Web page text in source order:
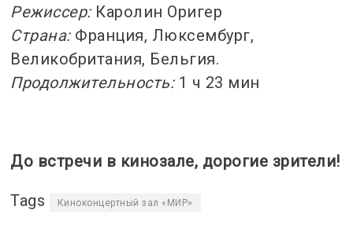
Режиссер:Каролин Оригер
Страна:Франция, Люксембург,
Великобритания, Бельгия.
Продолжительность:1 ч 23 мин
До встречи в кинозале, дорогие зрители!
Tags Киноконцертный зал «МИР»